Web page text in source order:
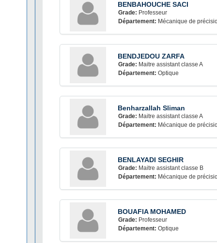
BENBAHOUCHE SACI
Grade: Professeur
Département: Mécanique de
BENDJEDOU ZARFA
Grade: Maitre assistant classe A
Département: Optique
Benharzallah Sliman
Grade: Maitre assistant classe A
Département: Mécanique de
BENLAYADI SEGHIR
Grade: Maitre assistant classe B
Département: Mécanique de
BOUAFIA MOHAMED
Grade: Professeur
Département: Optique